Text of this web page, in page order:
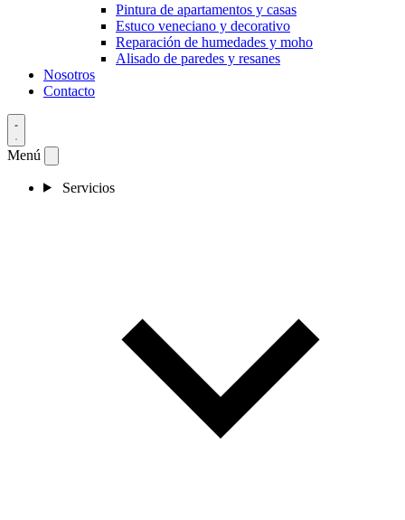
Pintura de apartamentos y casas
Estuco veneciano y decorativo
Reparación de humedades y moho
Alisado de paredes y resanes
Nosotros
Contacto
Menú
Servicios